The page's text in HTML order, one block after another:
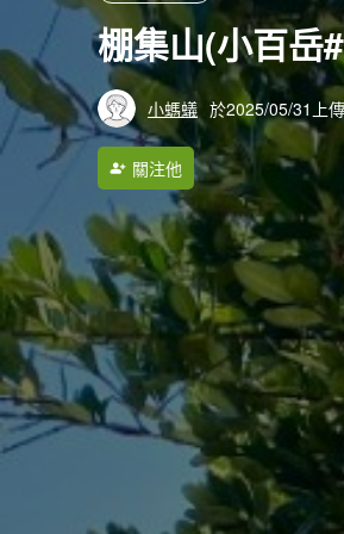
棚集山(小百岳
小螞蟻 於2025/05/31上傳
關注他